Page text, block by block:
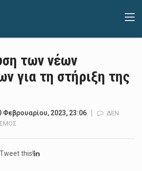
των νέων
για τη στήριξη της
Φεβρουαρίου, 2023, 23:06
ΔΕΝ
ΤΩΝ
Tweet this!